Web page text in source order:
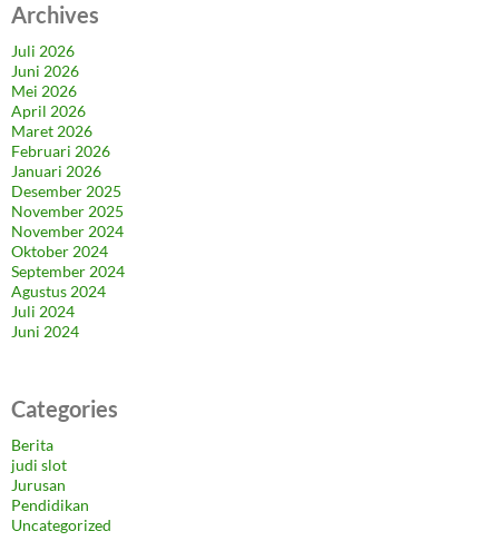
Archives
Juli 2026
Juni 2026
Mei 2026
April 2026
Maret 2026
Februari 2026
Januari 2026
Desember 2025
November 2025
November 2024
Oktober 2024
September 2024
Agustus 2024
Juli 2024
Juni 2024
Categories
Berita
judi slot
Jurusan
Pendidikan
Uncategorized